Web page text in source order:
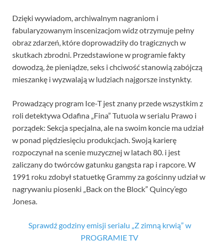
Dzięki wywiadom, archiwalnym nagraniom i
fabularyzowanym inscenizacjom widz otrzymuje pełny
obraz zdarzeń, które doprowadziły do tragicznych w
skutkach zbrodni. Przedstawione w programie fakty
dowodzą, że pieniądze, seks i chciwość stanowią zabójczą
mieszankę i wyzwalają w ludziach najgorsze instynkty.
Prowadzący program Ice-T jest znany przede wszystkim z
roli detektywa Odafina „Fina” Tutuola w serialu Prawo i
porządek: Sekcja specjalna, ale na swoim koncie ma udział
w ponad piędziesięciu produkcjach. Swoją karierę
rozpoczynał na scenie muzycznej w latach 80. i jest
zaliczany do twórców gatunku gangsta rap i rapcore. W
1991 roku zdobył statuetkę Grammy za gościnny udział w
nagrywaniu piosenki „Back on the Block” Quincy’ego
Jonesa.
Sprawdź godziny emisji serialu „Z zimną krwią” w
PROGRAMIE TV